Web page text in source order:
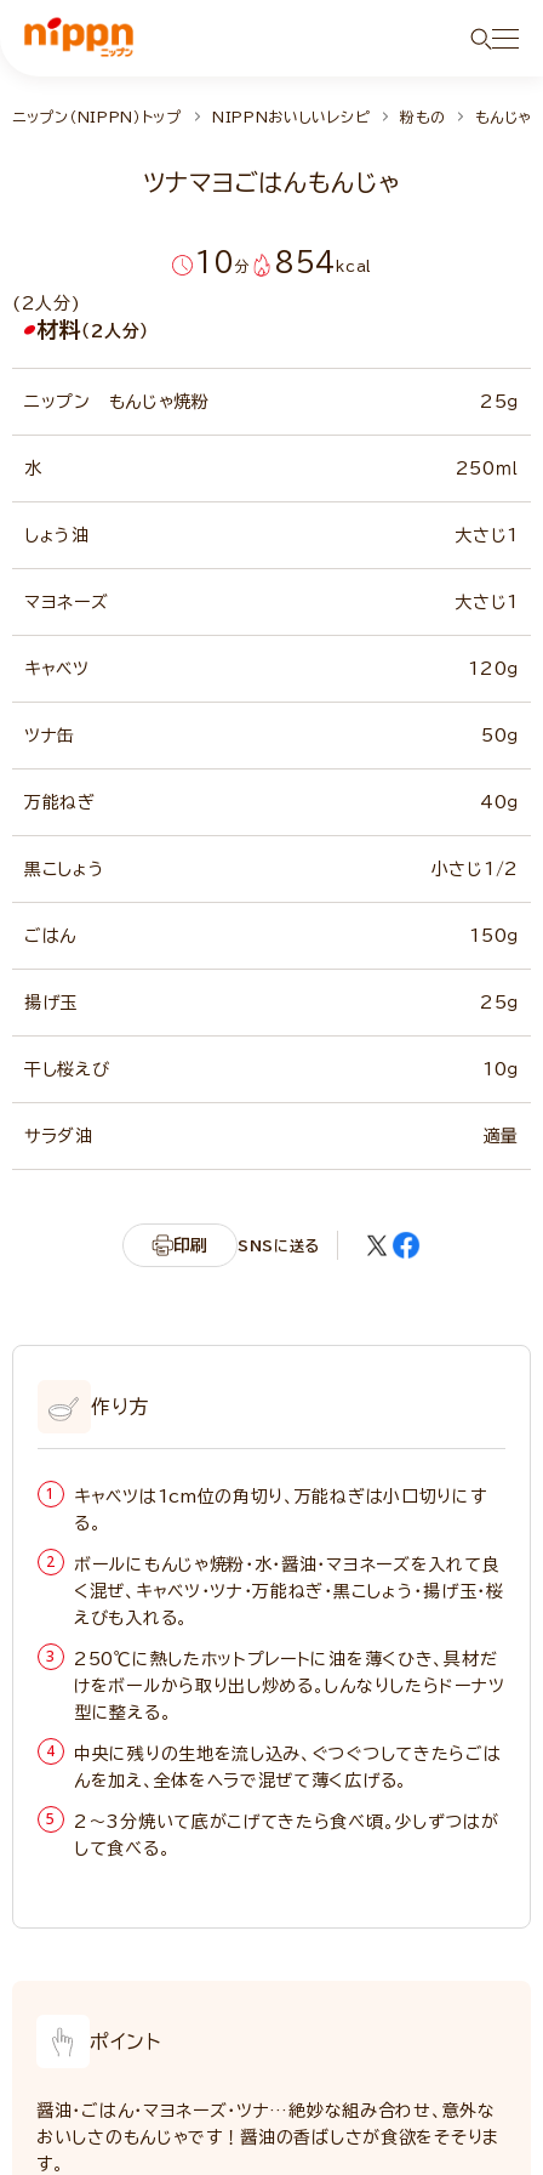
ニップン（NIPPN）トップ NIPPNおいしいレシピ 粉もの もんじゃ
ツナマヨごはんもんじゃ
10 分 854kcal
(2人分)
材料（2人分）
ニップン もんじゃ焼粉 25ｇ
水 250ｍｌ
しょう油 大さじ1
マヨネーズ 大さじ1
キャベツ 120ｇ
ツナ缶 50ｇ
万能ねぎ 40ｇ
黒こしょう 小さじ1/2
ごはん 150ｇ
揚げ玉 25ｇ
干し桜えび 10ｇ
サラダ油 適量
印刷 SNSに送る
作り方
キャベツは1cm位の角切り、万能ねぎは小口切りにす
る。
ボールにもんじゃ焼粉・水・醤油・マヨネーズを入れて良
く混ぜ、キャベツ・ツナ・万能ねぎ・黒こしょう・揚げ玉・桜
えびも入れる。
250℃に熱したホットプレートに油を薄くひき、具材だ
けをボールから取り出し炒める。しんなりしたらドーナツ
型に整える。
中央に残りの生地を流し込み、ぐつぐつしてきたらごは
んを加え、全体をヘラで混ぜて薄く広げる。
2～3分焼いて底がこげてきたら食べ頃。少しずつはが
して食べる。
ポイント
醤油・ごはん・マヨネーズ・ツナ…絶妙な組み合わせ、意外な
おいしさのもんじゃです！醤油の香ばしさが食欲をそそりま
す。